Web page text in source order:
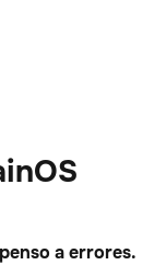
a errores.